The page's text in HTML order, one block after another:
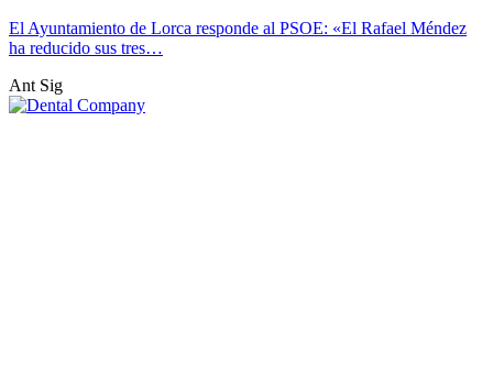
El Ayuntamiento de Lorca responde al PSOE: «El Rafael Méndez
ha reducido sus tres…
Ant Sig